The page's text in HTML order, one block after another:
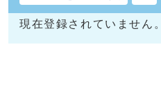
現在登録されていません。